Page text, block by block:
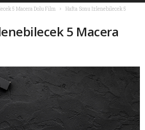
5 Macera Dolu Film
Hafta Sonu İzlenebilecek 5
5 Macera